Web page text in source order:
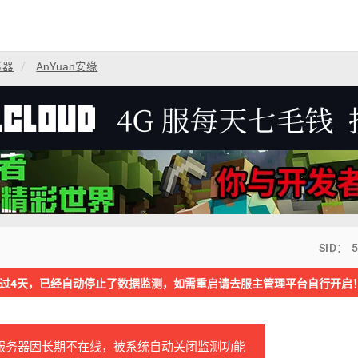
AnYuan安缘
SID：
4天，已经自动停止了数据监测，如需重启请去服主管理平台自行开启
务器因长期不在线，被系统自动关闭监测功能